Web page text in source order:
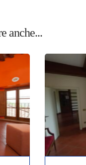
anche...